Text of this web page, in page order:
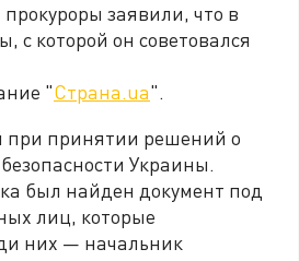
заявили, что в
которой он советовался
"Страна.ua".
при принятии решений о
Украины.
был найден документ под
лиц, которые
них — начальник